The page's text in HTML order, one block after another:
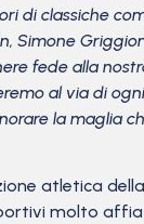
di classiche
Simone
fede alla
al via di
la maglia
atletica
molto